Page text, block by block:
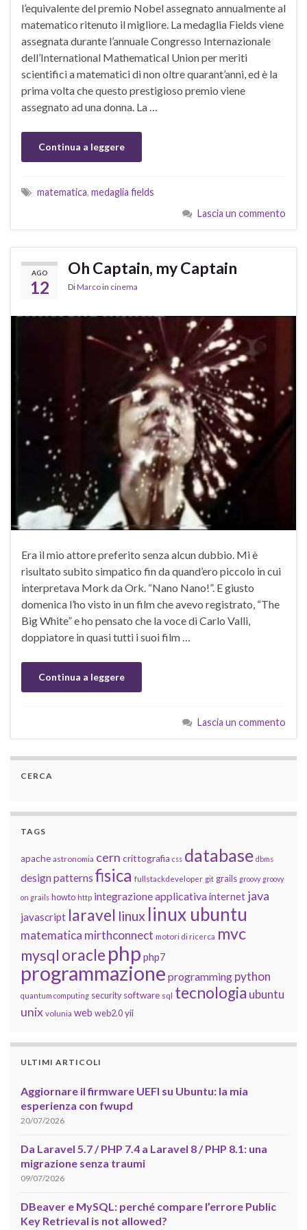
l’equivalente del premio Nobel assegnato annualmente al
matematico ritenuto il migliore. La medaglia Fields viene
assegnata durante l’annuale Congresso Internazionale
dell’International Mathematical Union per meriti
scientifici a matematici di non oltre quarant’anni, ed è la
prima volta che questo prestigioso premio viene
assegnato ad una donna. La …
Continua a leggere
matematica, medaglia fields
Lascia un commento
AGO
12
Oh Captain, my Captain
DiMarcoin cinema
Era il mio attore preferito senza alcun dubbio. Mi è
risultato subito simpatico fin da quand’ero piccolo in cui
interpretava Mork da Ork. “Nano Nano!”. E giusto
domenica l’ho visto in un film che avevo registrato, “The
Big White” e ho pensato che la voce di Carlo Valli,
doppiatore in quasi tutti i suoi film …
Continua a leggere
Lascia un commento
CERCA
TAGS
apache astronomia cern crittografia css database dbms
design patterns fisica fullstackdeveloper git grails groovy groovy
on grails howto http integrazione applicativainternet java
javascript laravel linux linux ubuntu
matematica mirthconnect motori di ricerca mvc
mysql oracle php php7
programmazione programming python
quantum computing security software sql tecnologia ubuntu
unix volunia web web2.0 yii
ULTIMI ARTICOLI
Aggiornare il firmware UEFI su Ubuntu: la mia
esperienza con fwupd
20/07/2026
Da Laravel 5.7 / PHP 7.4 a Laravel 8 / PHP 8.1: una
migrazione senza traumi
09/07/2026
DBeaver e MySQL: perché compare l’errore Public
Key Retrieval is not allowed?